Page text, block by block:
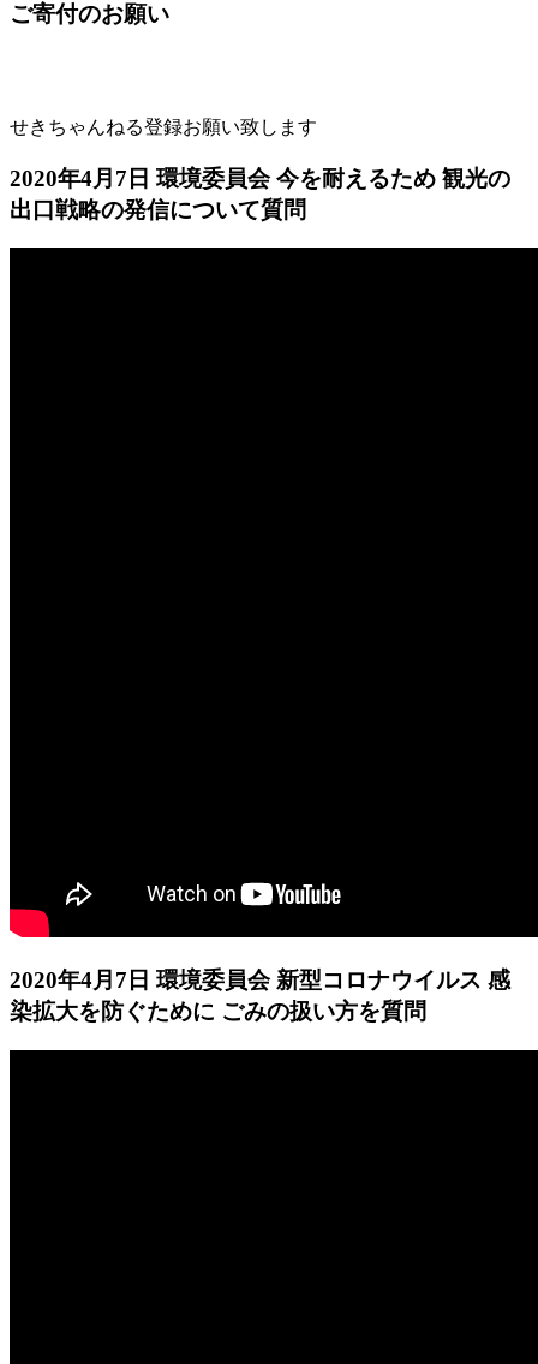
ご寄付のお願い
せきちゃんねる登録お願い致します
2020年4月7日 環境委員会 今を耐えるため 観光の
出口戦略の発信について質問
2020年4月7日 環境委員会 新型コロナウイルス 感
染拡大を防ぐために ごみの扱い方を質問